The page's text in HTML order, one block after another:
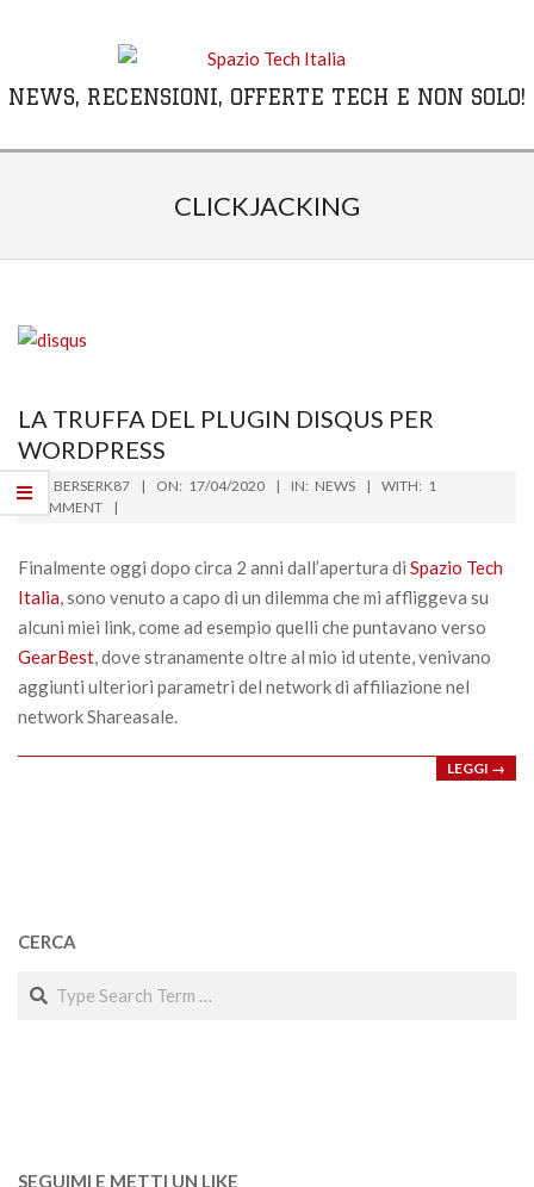
NEWS, RECENSIONI, OFFERTE TECH E NON SOLO!
CLICKJACKING
LA TRUFFA DEL PLUGIN DISQUS PER
WORDPRESS
2020-
04-
BY: BERSERK87 ON: 17/04/2020 IN: NEWS WITH: 1
COMMENT
Finalmente oggi dopo circa 2 anni dall’apertura di Spazio Tech
Italia, sono venuto a capo di un dilemma che mi affliggeva su
alcuni miei link, come ad esempio quelli che puntavano verso
GearBest, dove stranamente oltre al mio id utente, venivano
aggiunti ulteriori parametri del network di affiliazione nel
network Shareasale.
LEGGI →
CERCA
Search
SEGUIMI E METTI UN LIKE